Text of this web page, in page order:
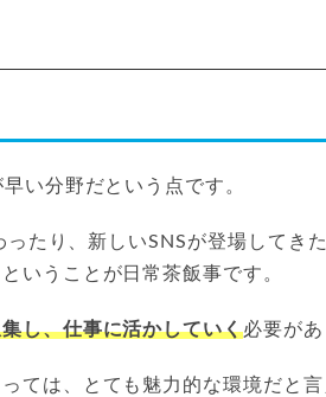
い分野だという点です。
たり、新しいSNSが登場してき
いうことが日常茶飯事です。
し、仕事に活かしていく必要が
ては、とても魅力的な環境だと